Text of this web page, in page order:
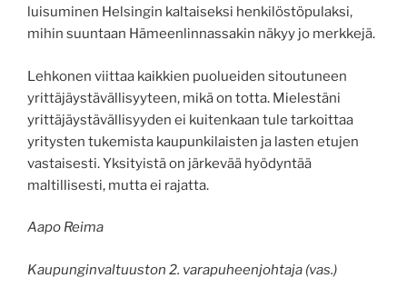
luisuminen Helsingin kaltaiseksi henkilöstöpulaksi,
mihin suuntaan Hämeenlinnassakin näkyy jo merkkejä.
Lehkonen viittaa kaikkien puolueiden sitoutuneen
yrittäjäystävällisyyteen, mikä on totta. Mielestäni
yrittäjäystävällisyyden ei kuitenkaan tule tarkoittaa
yritysten tukemista kaupunkilaisten ja lasten etujen
vastaisesti. Yksityistä on järkevää hyödyntää
maltillisesti, mutta ei rajatta.
Aapo Reima
Kaupunginvaltuuston 2. varapuheenjohtaja (vas.)